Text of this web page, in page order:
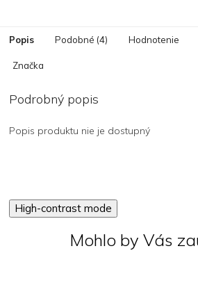
Popis Podobné (4) Hodnotenie
Značka
Podrobný popis
Popis produktu nie je dostupný
High-contrast mode
Mohlo by Vás